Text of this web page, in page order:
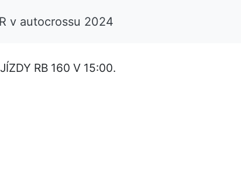
v autocrossu 2024
RB 160 V 15:00.